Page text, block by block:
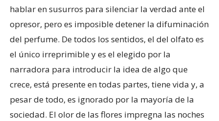
hablar en susurros para silenciar la verdad ante el
opresor, pero es imposible detener la difuminación
del perfume. De todos los sentidos, el del olfato es
el único irreprimible y es el elegido por la
narradora para introducir la idea de algo que
crece, está presente en todas partes, tiene vida y, a
pesar de todo, es ignorado por la mayoría de la
sociedad. El olor de las flores impregna las noches